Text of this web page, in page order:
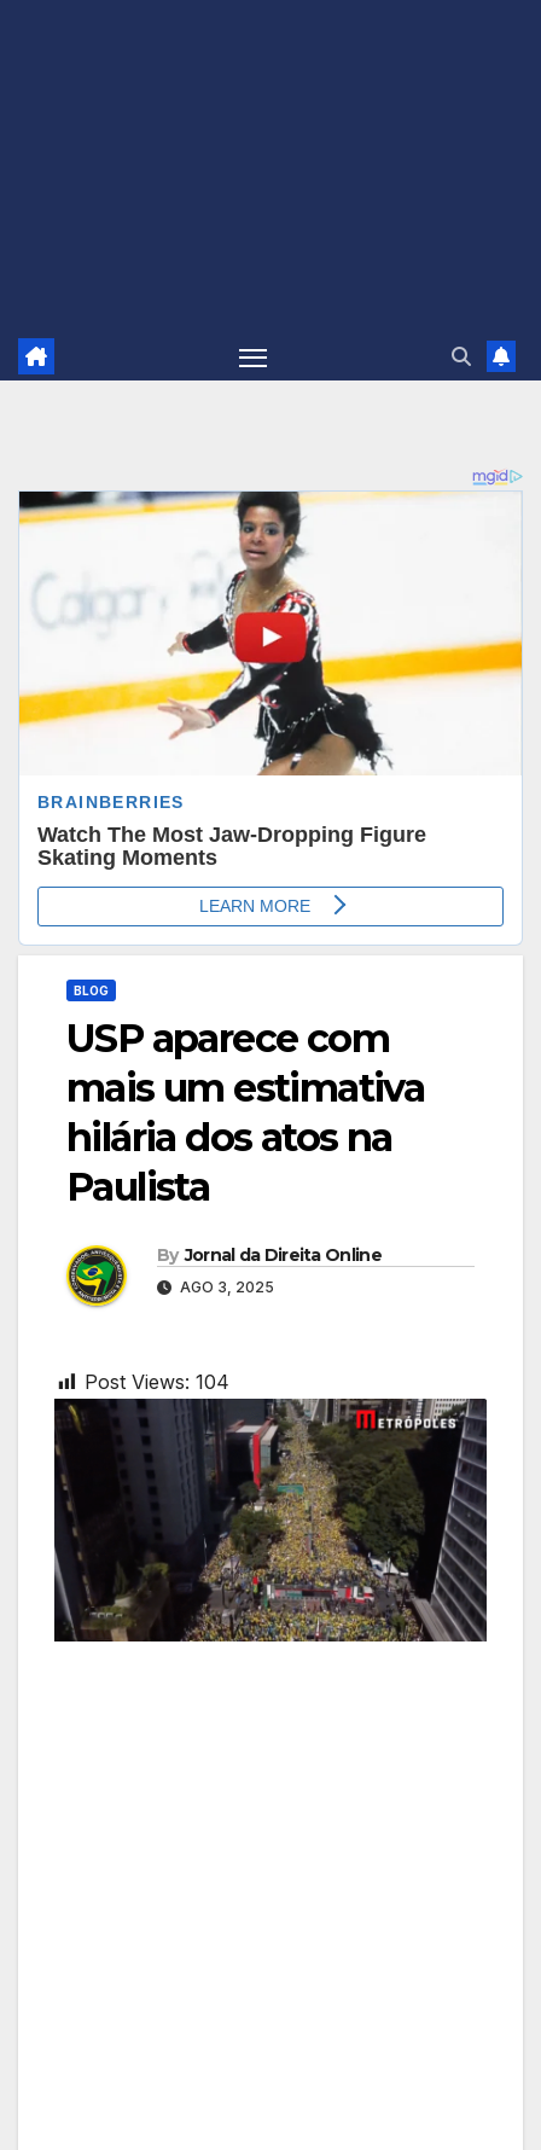
BLOG
USP aparece com
mais um estimativa
hilária dos atos na
Paulista
By Jornal da Direita Online
AGO 3, 2025
Post Views: 104